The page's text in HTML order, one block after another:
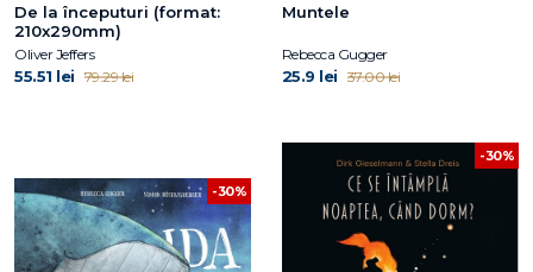
De la începuturi (format:
210x290mm)
Oliver Jeffers
55.51 lei 79.29 lei
Muntele
Rebecca Gugger
25.9 lei 37.00 lei
-30%
-30%